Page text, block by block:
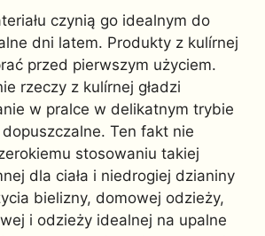
czynią go idealnym do
dni latem. Produkty z kulírnej
przed pierwszym użyciem.
rzeczy z kulírnej gładzi
w pralce w delikatnym trybie
dopuszczalne. Ten fakt nie
stosowaniu takiej
dla ciała i niedrogiej dzianiny
bielizny, domowej odzieży,
i odzieży idealnej na upalne